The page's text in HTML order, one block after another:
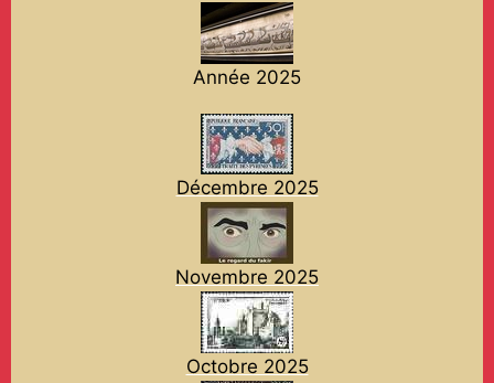
Année 2025
Décembre 2025
Novembre 2025
Octobre 2025